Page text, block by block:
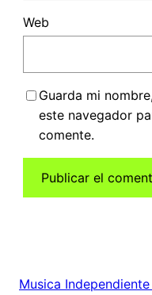
Web
Guarda mi
este navegador
comente.
Musica